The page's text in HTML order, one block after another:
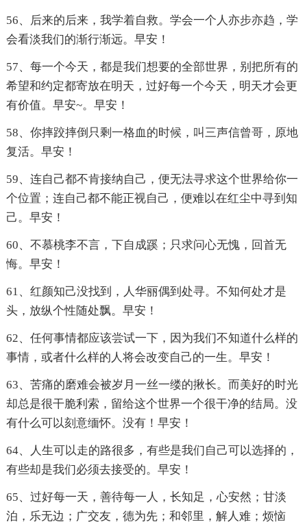
56、后来的后来，我学着自救。学会一个人亦步亦趋，学
会看淡我们的渐行渐远。早安！
57、每一个今天，都是我们想要的全部世界，别把所有的
希望和约定都寄放在明天，过好每一个今天，明天才会更
有价值。早安~。早安！
58、你摔跤摔倒只剩一格血的时候，叫三声信曾哥，原地
复活。早安！
59、连自己都不肯接纳自己，便无法寻求这个世界给你一
个位置；连自己都不能正视自己，便难以在红尘中寻到知
己。早安！
60、不慕桃李不言，下自成蹊；只求问心无愧，回首无
悔。早安！
61、红颜知己没找到，人华丽偶到处寻。不知何处才是
头，放纵个性随处飘。早安！
62、任何事情都应该尝试一下，因为我们不知道什么样的
事情，或者什么样的人将会改变自己的一生。早安！
63、苦痛的磨难会被岁月一丝一缕的揪长。而美好的时光
却总是很干脆利索，留给这个世界一个很干净的结局。没
有什么可以刻意缅怀。没有！早安！
64、人生可以走的路很多，有些是我们自己可以选择的，
有些却是我们必须去接受的。早安！
65、过好每一天，善待每一人，长知足，心安然；甘淡
泊，乐无边；广交友，德为先；和邻里，解人难；烦恼